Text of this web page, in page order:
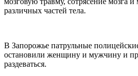
различных частей тела.
В Запорожье патрульные
остановили женщину и мужчину и
раздеваться.